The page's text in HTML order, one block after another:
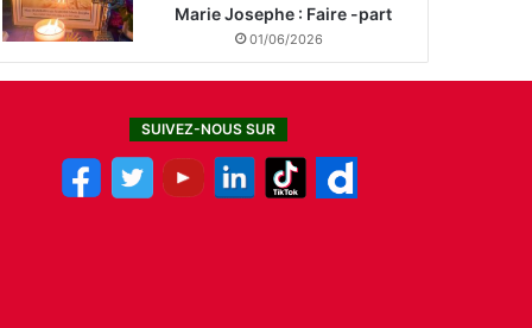
Marie Josephe : Faire -part
01/06/2026
SUIVEZ-NOUS SUR